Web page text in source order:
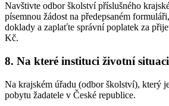
Navštivte odbor školství příslušného
písemnou žádost na předepsaném
doklady a zaplaťte správní poplatek za
Kč.
8. Na které instituci životní
Na krajském úřadu (odbor školství), který
pobytu žadatele v České republice.